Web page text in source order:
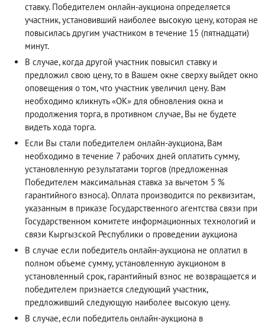
ставку. Победителем онлайн-аукциона определяется
участник, установивший наиболее высокую цену, которая не
повысилась другим участником в течение 15 (пятнадцати)
минут.
В случае, когда другой участник повысил ставку и
предложил свою цену, то в Вашем окне сверху выйдет окно
оповещения о том, что участник увеличил цену. Вам
необходимо кликнуть «ОК» для обновления окна и
продолжения торга, в противном случае, Вы не будете
видеть хода торга.
Если Вы стали победителем онлайн-аукциона, Вам
необходимо в течение 7 рабочих дней оплатить сумму,
установленную результатами торгов (предложенная
Победителем максимальная ставка за вычетом 5 %
гарантийного взноса). Оплата производится по реквизитам,
указанным в приказе Государственного агентства связи при
Государственном комитете информационных технологий и
связи Кыргызской Республики о проведении аукциона
В случае если победитель онлайн-аукциона не оплатил в
полном объеме сумму, установленную аукционом в
установленный срок, гарантийный взнос не возвращается и
победителем признается следующий участник,
предложивший следующую наиболее высокую цену.
В случае, если победитель онлайн-аукциона в